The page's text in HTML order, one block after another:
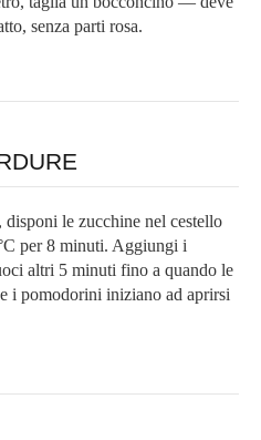
senza parti rosa.
le zucchine nel cestello
per 8 minuti. Aggiungi i
altri 5 minuti fino a quando le
i pomodorini iniziano ad aprirsi